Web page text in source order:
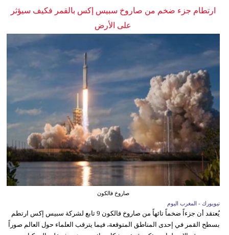
ارتطام جزء ضخم من صاروخ سبيس إكس بالقمر فكيف سيؤثر
على الأرض
صاروخ فالكون
نيويورك - المغرب اليوم
يُعتقد أن جزءاً ضخماً تائهاً من صاروخ فالكون 9 تابع لشركة سبيس إكس ارتطم
بسطح القمر في إحدى المناطق المتوقعة، فيما يترقب العلماء حول العالم صوراً